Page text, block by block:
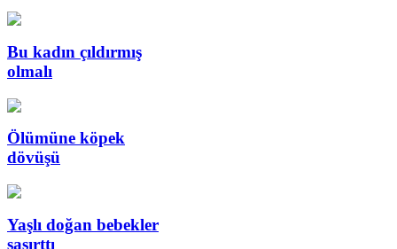
Bu kadın çıldırmış
olmalı
Ölümüne köpek
dövüşü
Yaşlı doğan bebekler
şaşırttı